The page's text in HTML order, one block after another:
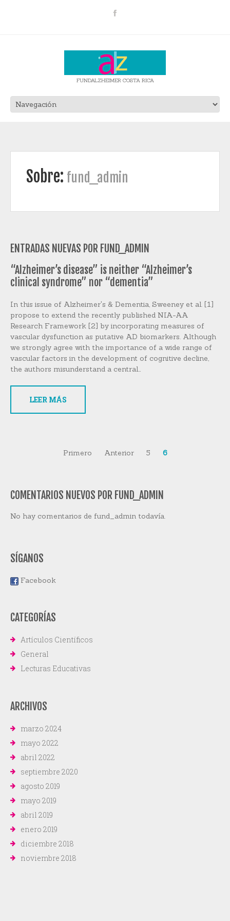
FUNDALZHEIMER COSTA RICA
Sobre: fund_admin
ENTRADAS NUEVAS POR FUND_ADMIN
“Alzheimer’s disease” is neither “Alzheimer’s
clinical syndrome” nor “dementia”
In this issue of Alzheimer's & Dementia, Sweeney et al. [1]
propose to extend the recently published NIA-AA
Research Framework [2] by incorporating measures of
vascular dysfunction as putative AD biomarkers. Although
we strongly agree with the importance of a wide range of
vascular factors in the development of cognitive decline,
the authors misunderstand a central…
LEER MÁS
Primero Anterior 5 6
COMENTARIOS NUEVOS POR FUND_ADMIN
No hay comentarios de fund_admin todavía.
SÍGANOS
Facebook
CATEGORÍAS
Artículos Científicos
General
Lecturas Educativas
ARCHIVOS
marzo 2024
mayo 2022
abril 2022
septiembre 2020
agosto 2019
mayo 2019
abril 2019
enero 2019
diciembre 2018
noviembre 2018